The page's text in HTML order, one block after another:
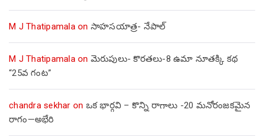
M J Thatipamalaon సాహసయాత్ర- నేపాల్‌
M J Thatipamalaon మెరుపులు- కొరతలు-8 ఉమా నూతక్కి కథ
“25వ గంట”
chandra sekhar on ఒక భార్గవి – కొన్ని రాగాలు -20 మనోరంజకమైన
రాగం—అభేరి